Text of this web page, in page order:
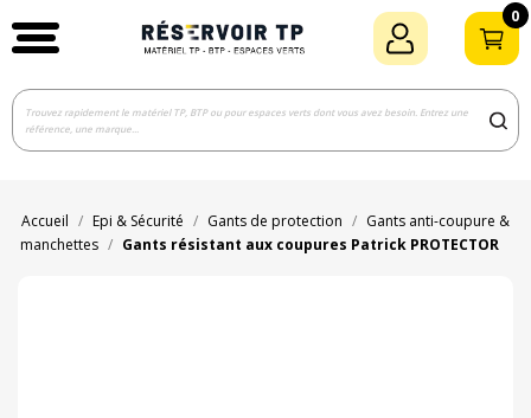
0
Accueil Epi & Sécurité Gants de protection
Gants anti-coupure &
manchettes
Gants résistant aux coupures Patrick PROTECTOR